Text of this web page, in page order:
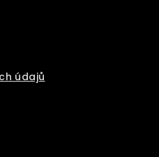
údajů